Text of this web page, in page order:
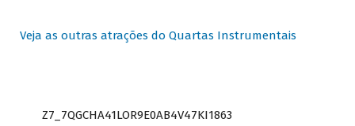
Veja as outras atrações do Quartas Instrumentais
Z7_7QGCHA41LOR9E0AB4V47KI1863